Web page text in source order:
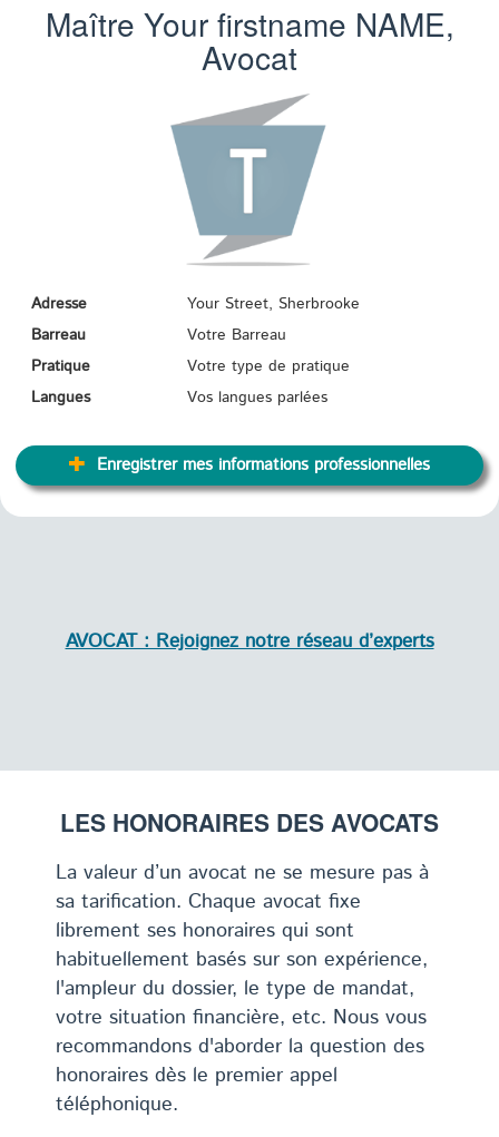
Maître Your firstname NAME,
Avocat
Adresse
Your Street, Sherbrooke
Barreau
Votre Barreau
Pratique
Votre type de pratique
Langues
Vos langues parlées
Enregistrer mes informations professionnelles
AVOCAT : Rejoignez notre réseau d’experts
LES HONORAIRES DES AVOCATS
La valeur d’un avocat ne se mesure pas à
sa tarification. Chaque avocat fixe
librement ses honoraires qui sont
habituellement basés sur son expérience,
l'ampleur du dossier, le type de mandat,
votre situation financière, etc. Nous vous
recommandons d'aborder la question des
honoraires dès le premier appel
téléphonique.